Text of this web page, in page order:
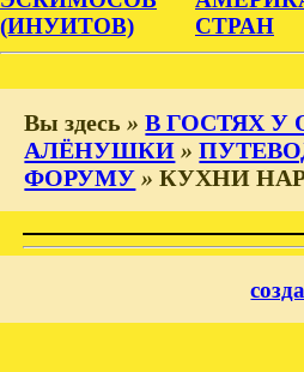
(ИНУИТОВ)
СТРАН
Вы здесь »В ГОСТЯХ У
АЛЁНУШКИ »
ФОРУМУ »КУХНИ